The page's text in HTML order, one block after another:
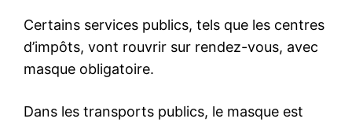
Certains services publics, tels que les centres
d’impôts, vont rouvrir sur rendez-vous, avec
masque obligatoire.
Dans les transports publics, le masque est